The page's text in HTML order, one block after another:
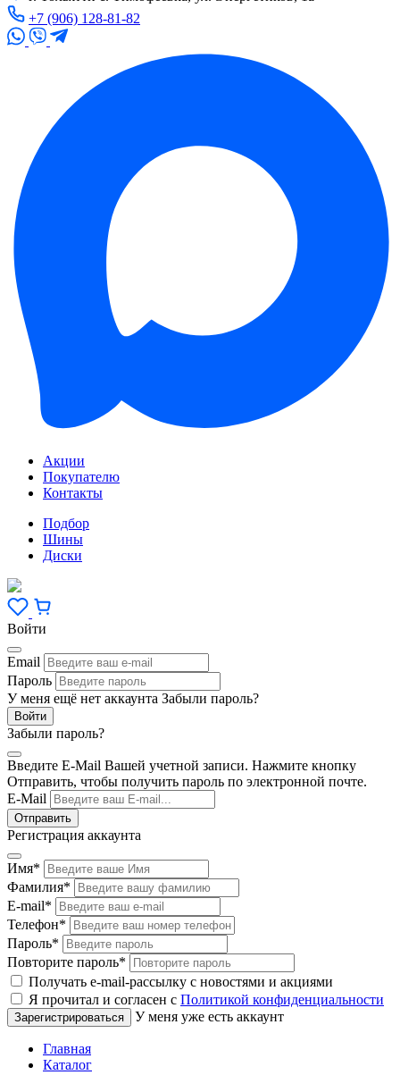
+7 (906) 128-81-82
Акции
Покупателю
Контакты
Подбор
Шины
Диски
Войти
Email
Пароль
У меня ещё нет аккаунта Забыли пароль?
Забыли пароль?
Введите E-Mail Вашей учетной записи. Нажмите кнопку
Отправить, чтобы получить пароль по электронной почте.
E-Mail
Регистрация аккаунта
Имя*
Фамилия*
E-mail*
Телефон*
Пароль*
Повторите пароль*
Получать e-mail-рассылку с новостями и акциями
Я прочитал и согласен с Политикой конфиденциальности
У меня уже есть аккаунт
Главная
Каталог